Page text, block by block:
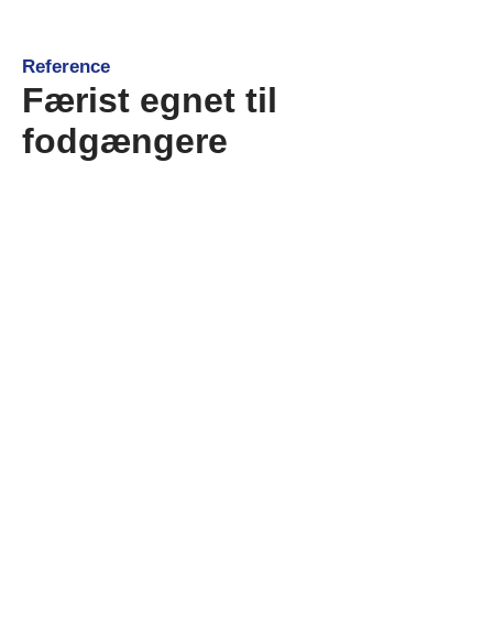
Reference
Færist egnet til
fodgængere